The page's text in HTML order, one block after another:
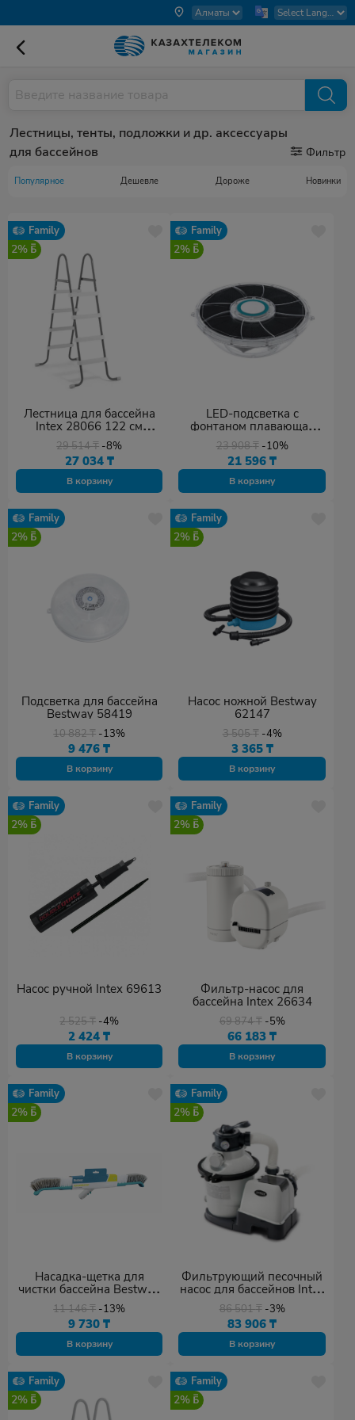
Лестницы, тенты, подложки и др. аксессуары
для бассейнов
Фильтр
Популярное Дешевле Дороже Новинки
Family
2%
Лестница для бассейна
Intex 28066 122 см
серый/белый
29 514₸ -8%
27 034 ₸
В корзину
Family
2%
LED-подсветка с
фонтаном плавающая
для бассейна FloatBright
Bestway 58849 белый
23 908₸ -10%
21 596₸
В корзину
Family
2%
Подсветка для бассейна
Bestway 58419
10 882₸ -13%
9 476₸
В корзину
Family
2%
Насос ножной Bestway
62147
3 505₸ -4%
3 365 ₸
В корзину
Family
2%
Насос ручной Intex 69613
2 525₸ -4%
2 424₸
В корзину
Family
2%
Фильтр-насос для
бассейна Intex 26634
69 874₸ -5%
66 183₸
В корзину
Family
2%
Насадка-щетка для
чистки бассейна Bestway
58658
11 146₸ -13%
9 730₸
В корзину
Family
2%
Фильтрующий песочный
насос для бассейнов Intex
26644 серый
86 501₸ -3%
83 906₸
В корзину
Family
2%
Family
2%